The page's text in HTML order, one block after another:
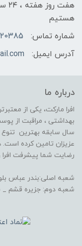
هستیم
شماره تماس:
آدرس ایمیل:
درباره ما
افرا مارکت، یکی از
سال سابقه بهترین تنوع
عزیزان تامین کرده
رضایت شما پیشرفت افرا
شعبه اصلی:بندر عباس
شعبه دوم: جزیره قشم